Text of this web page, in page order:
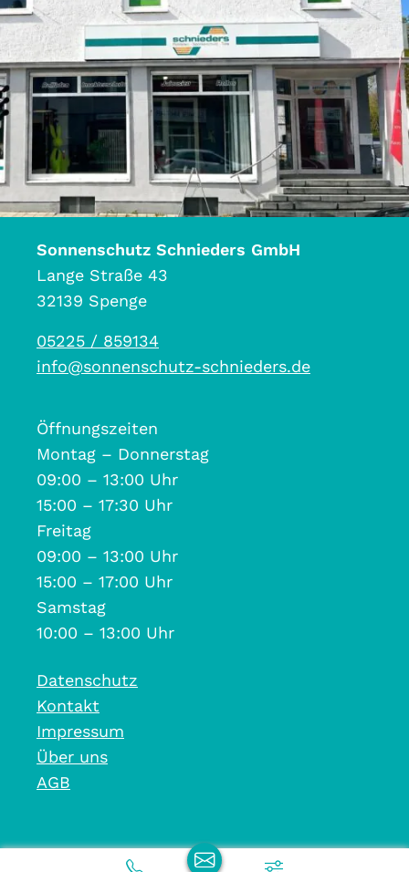
Sonnenschutz Schnieders GmbH
Lange Straße 43
32139 Spenge
05225 / 859134
info@sonnenschutz-schnieders.de
Öffnungszeiten
Montag – Donnerstag
09:00 – 13:00 Uhr
15:00 – 17:30 Uhr
Freitag
09:00 – 13:00 Uhr
15:00 – 17:00 Uhr
Samstag
10:00 – 13:00 Uhr
Datenschutz
Kontakt
Impressum
Über uns
AGB